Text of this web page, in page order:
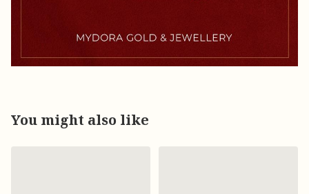
You might also like